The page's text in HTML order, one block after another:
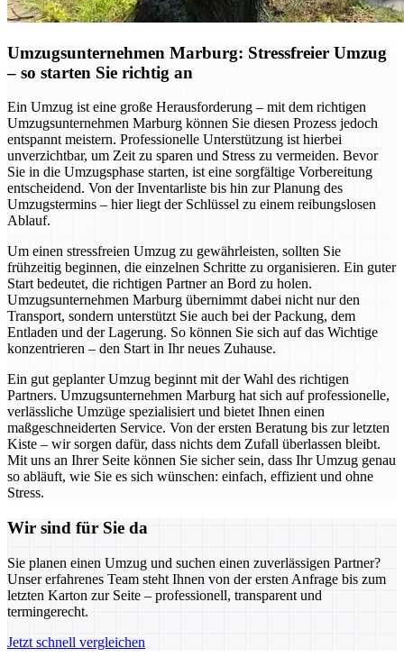
Umzugsunternehmen Marburg: Stressfreier Umzug
– so starten Sie richtig an
Ein Umzug ist eine große Herausforderung – mit dem richtigen
Umzugsunternehmen Marburg können Sie diesen Prozess jedoch
entspannt meistern. Professionelle Unterstützung ist hierbei
unverzichtbar, um Zeit zu sparen und Stress zu vermeiden. Bevor
Sie in die Umzugsphase starten, ist eine sorgfältige Vorbereitung
entscheidend. Von der Inventarliste bis hin zur Planung des
Umzugstermins – hier liegt der Schlüssel zu einem reibungslosen
Ablauf.
Um einen stressfreien Umzug zu gewährleisten, sollten Sie
frühzeitig beginnen, die einzelnen Schritte zu organisieren. Ein guter
Start bedeutet, die richtigen Partner an Bord zu holen.
Umzugsunternehmen Marburg übernimmt dabei nicht nur den
Transport, sondern unterstützt Sie auch bei der Packung, dem
Entladen und der Lagerung. So können Sie sich auf das Wichtige
konzentrieren – den Start in Ihr neues Zuhause.
Ein gut geplanter Umzug beginnt mit der Wahl des richtigen
Partners. Umzugsunternehmen Marburg hat sich auf professionelle,
verlässliche Umzüge spezialisiert und bietet Ihnen einen
maßgeschneiderten Service. Von der ersten Beratung bis zur letzten
Kiste – wir sorgen dafür, dass nichts dem Zufall überlassen bleibt.
Mit uns an Ihrer Seite können Sie sicher sein, dass Ihr Umzug genau
so abläuft, wie Sie es sich wünschen: einfach, effizient und ohne
Stress.
Wir sind für Sie da
Sie planen einen Umzug und suchen einen zuverlässigen Partner?
Unser erfahrenes Team steht Ihnen von der ersten Anfrage bis zum
letzten Karton zur Seite – professionell, transparent und
termingerecht.
Jetzt schnell vergleichen